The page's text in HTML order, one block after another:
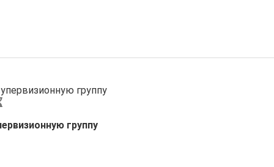
группу